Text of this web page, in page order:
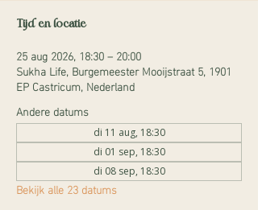
Tijd en locatie
25 aug 2026, 18:30 – 20:00
Sukha Life, Burgemeester Mooijstraat 5, 1901
EP Castricum, Nederland
Andere datums
di 11 aug, 18:30
di 01 sep, 18:30
di 08 sep, 18:30
Bekijk alle 23 datums